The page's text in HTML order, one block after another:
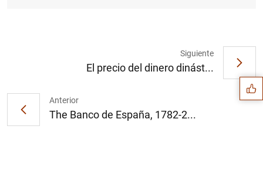
Anterior
The Banco de España, 1782-2...
Siguiente
El precio del dinero dinást... Sugerencias